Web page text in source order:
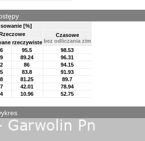
[%]
Czasowe
bez odliczania zim
rzeczywiste
95.5
98.53
89.24
96.31
86
94.15
83.8
91.93
81.25
89.7
42.01
78.94
10.96 52.75